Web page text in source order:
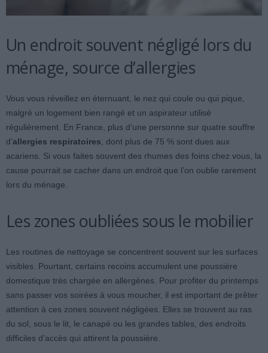
Un endroit souvent négligé lors du
ménage, source d’allergies
Vous vous réveillez en éternuant, le nez qui coule ou qui pique,
malgré un logement bien rangé et un aspirateur utilisé
régulièrement. En France, plus d’une personne sur quatre souffre
d’allergies respiratoires , dont plus de 75 % sont dues aux
acariens. Si vous faites souvent des rhumes des foins chez vous, la
cause pourrait se cacher dans un endroit que l’on oublie rarement
lors du ménage.
Les zones oubliées sous le mobilier
Les routines de nettoyage se concentrent souvent sur les surfaces
visibles. Pourtant, certains recoins accumulent une poussière
domestique très chargée en allergènes. Pour profiter du printemps
sans passer vos soirées à vous moucher, il est important de prêter
attention à ces zones souvent négligées. Elles se trouvent au ras
du sol, sous le lit, le canapé ou les grandes tables, des endroits
difficiles d’accès qui attirent la poussière.